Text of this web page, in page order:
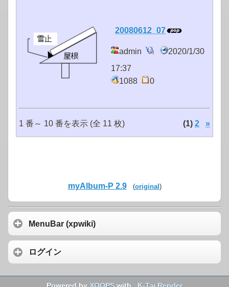
20080612_07
admin
2020/1/30
17:37
1088
0
1 番～ 10 番を表示 (全 11 枚) (1) 2 »
myAlbum-P 2.9 (original )
MenuBar (xpwiki)
ログイン